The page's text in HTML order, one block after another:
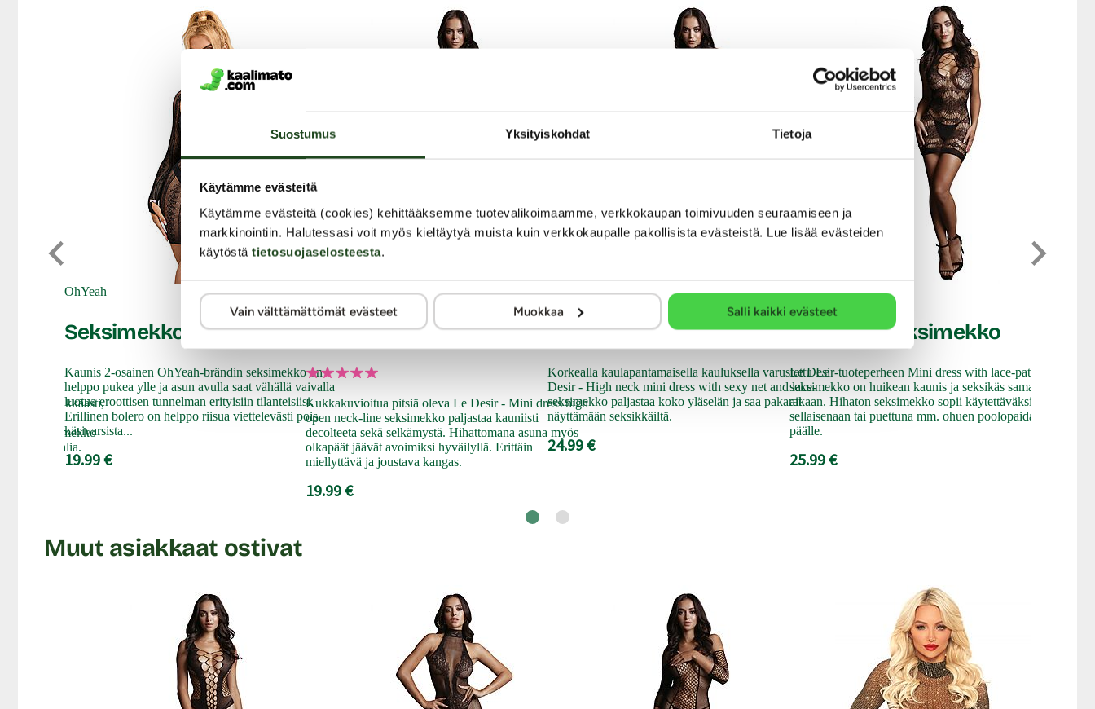
Suostumus Yksityiskohdat Tietoja
Käytämme evästeitä
Käytämme evästeitä (cookies) kehittääksemme tuotevalikoimaamme, verkkokaupan toimivuuden seuraamiseen ja
markkinointiin. Halutessasi voit myös kieltäytyä muista kuin verkkokaupalle pakollisista evästeistä. Lue lisää evästeiden
käytöstä tietosuojaselosteesta.
Vain välttämättömät evästeet Muokkaa Salli kaikki evästeet
mutta seksikkäästi,
dress!
verkkomekko
materiaalia.
OhYeah
Seksimekko
Kaunis 2-osainen OhYeah-brändin seksimekko on
helppo pukea ylle ja asun avulla saat vähällä vaivalla
luotua eroottisen tunnelman erityisiin tilanteisiisi.
Erillinen bolero on helppo riisua viettelevästi pois
käsivarsista...
19.99 €
Le Desir
Flora - Seksimekko
Kukkakuvioitua pitsiä oleva Le Desir - Mini dress high
open neck-line seksimekko paljastaa kauniisti
decolteeta sekä selkämystä. Hihattomana asuna myös
olkapäät jäävät avoimiksi hyväilyllä. Erittäin
miellyttävä ja joustava kangas.
19.99 €
Le Desir
Marianne - Seksimekko
Korkealla kaulapantamaisella kauluksella varustettu Le
Desir - High neck mini dress with sexy net and lace-
seksimekko paljastaa koko yläselän ja saa pakarat
näyttämään seksikkäiltä.
24.99 €
Le Desir
Hannah - Seksimekko
Le Desir-tuoteperheen Mini dress with lace-pattern-
seksimekko on huikean kaunis ja seksikäs samaan
aikaan. Hihaton seksimekko sopii käytettäväksi
sellaisenaan tai puettuna mm. ohuen poolopaidan
päälle.
25.99 €
NO:XQSE
Muut asiakkaat ostivat